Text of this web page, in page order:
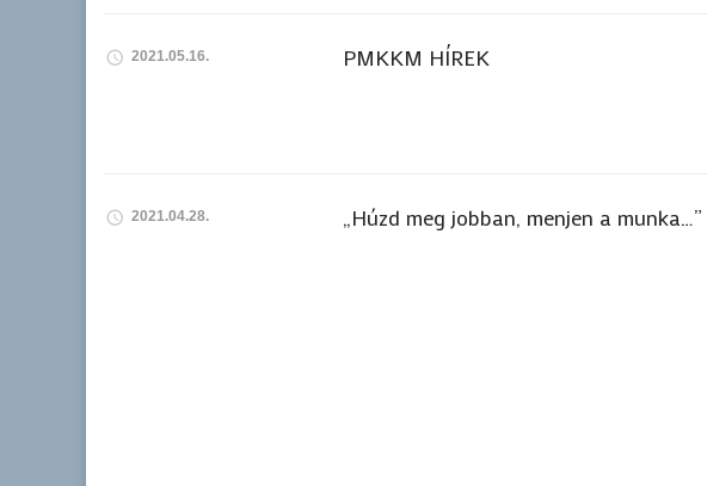
2021.05.16. PMKKM HÍREK
2021.04.28. „Húzd meg jobban, menjen a munka…”